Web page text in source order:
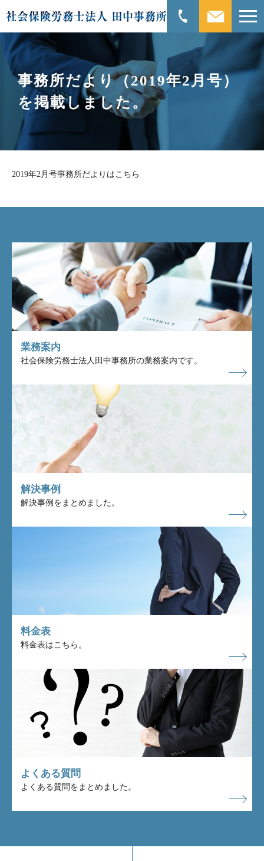
事務所だより（2019年2月号）
を掲載しました。
2019年2月号事務所だよりはこちら
業務案内
社会保険労務士法人田中事務所の業務案内です。
解決事例
解決事例をまとめました。
料金表
料金表はこちら。
よくある質問
よくある質問をまとめました。